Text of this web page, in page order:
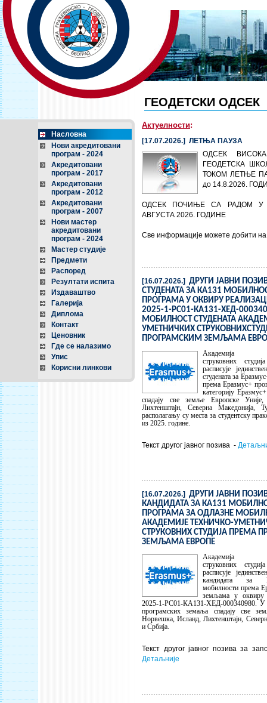
ГЕОДЕТСКИ ОДСЕК
Насловна
Нови акредитовани
програм - 2024
Акредитовани
програм - 2017
Акредитовани
програм - 2012
Акредитовани
програм - 2007
Нови мастер
акредитовани
програм - 2024
Мастер студије
Предмети
Распоред
Резултати испита
Издаваштво
Галерија
Диплома
Контакт
Ценовник
Где се налазимо
Упис
Корисни линкови
Актуелности:
[17.07.2026.] ЛЕТЊА ПАУЗА
ОДСЕК
ГЕОДЕТСКА
ТОКОМ ЛЕТЊЕ
до 14.8.2026.
ОДСЕК ПОЧИЊЕ СА РАДОМ У
АВГУСТА 2026. ГОДИНЕ
Све информације можете добити
[16.07.2026.] ДРУГИ ЈАВНИ
СТУДЕНАТА ЗА КА131
ПРОГРАМА У ОКВИРУ
2025-1-РС01-КА131-ХЕД-
МОБИЛНОСТ СТУДЕНАТА
УМЕТНИЧКИХ
ПРОГРАМСКИМ ЗЕМЉАМА
Академија
струковних
расписује
студената за
према Еразмус+
категорију
спадају све земље Европске
Лихтенштајн, Северна Македонија,
располагању су места за студентску
из 2025. године.
Текст другог јавног позива -
[16.07.2026.] ДРУГИ ЈАВНИ
КАНДИДАТА ЗА КА131
ПРОГРАМА ЗА ОДЛАЗНЕ
АКАДЕМИЈЕ ТЕХНИЧКО-
СТРУКОВНИХ СТУДИЈА ПРЕМА
ЗЕМЉАМА ЕВРОПЕ
Академија
струковних
расписује
кандидата за
мобилности према
земљама у оквиру
2025-1-РС01-КА131-ХЕД-000340980. У
програмских земаља спадају све
Норвешка, Исланд, Лихтенштајн,
и Србија.
Текст другог јавног позива за
Детаљније